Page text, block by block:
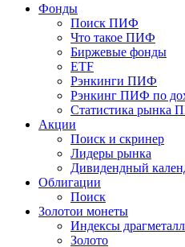
Фонды
Поиск ПИФ
Что такое ПИФ
Биржевые фонды
ETF
Рэнкинги ПИФ
Рэнкинг ПИФ по
Статистика рынка
Акции
Поиск и скринер
Лидеры рынка
Дивидендный
Облигации
Поиск
Золотои монеты
Индексы
Золото